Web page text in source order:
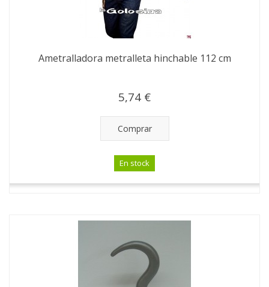
Ametralladora metralleta hinchable 112 cm
5,74 €
Comprar
En stock